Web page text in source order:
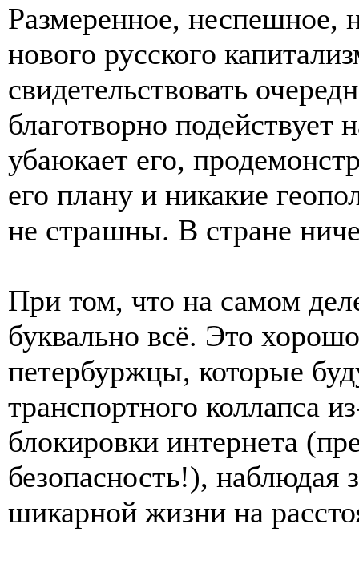
Размеренное, неспешное,
нового русского
свидетельствовать
благотворно подействует
убаюкает его,
его плану и никакие
не страшны. В стране
При том, что на самом
буквально всё. Это
петербуржцы, которые
транспортного коллапса
блокировки интернета
безопасность!), наблюдая
шикарной жизни на